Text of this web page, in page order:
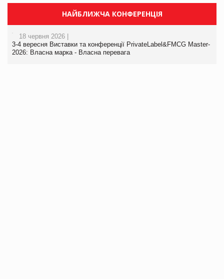
НАЙБЛИЖЧА КОНФЕРЕНЦІЯ
18 червня 2026 |
3-4 вересня Виставки та конференції PrivateLabel&FMCG Master-
2026: Власна марка - Власна перевага